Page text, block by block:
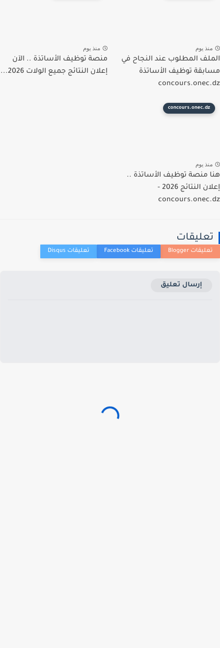
يوم
المطلوب عند النجاح في
توظيف الأساتذة
منذ يوم
منصة توظيف الأساتذة .. الآن
إعلان النتائج جميع الولات 2026...
concours.onec.dz
يوم
منصة توظيف الأساتذة ..
إعلان النتائج 2026 -
إرسال تعليق